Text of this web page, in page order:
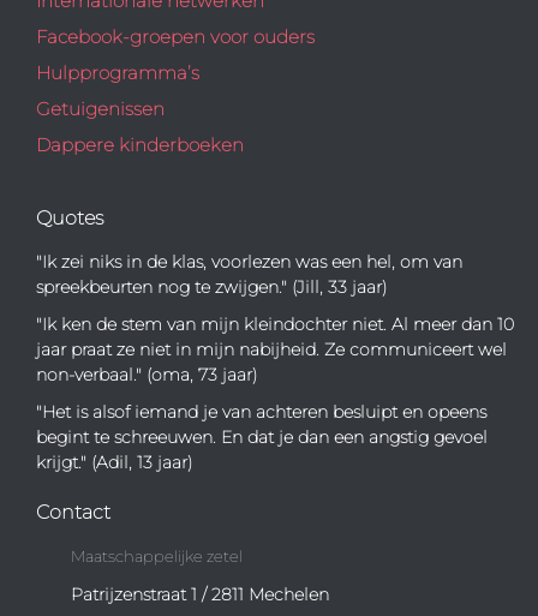
Facebook-groepen voor ouders
Hulpprogramma’s
Getuigenissen
Dappere kinderboeken
Quotes
"Ik zei niks in de klas, voorlezen was een hel, om van
spreekbeurten nog te zwijgen." (Jill, 33 jaar)
"Ik ken de stem van mijn kleindochter niet. Al meer dan 10
jaar praat ze niet in mijn nabijheid. Ze communiceert wel
non-verbaal." (oma, 73 jaar)
"Het is alsof iemand je van achteren besluipt en opeens
begint te schreeuwen. En dat je dan een angstig gevoel
krijgt." (Adil, 13 jaar)
Contact
Maatschappelijke zetel
Patrijzenstraat 1 / 2811 Mechelen